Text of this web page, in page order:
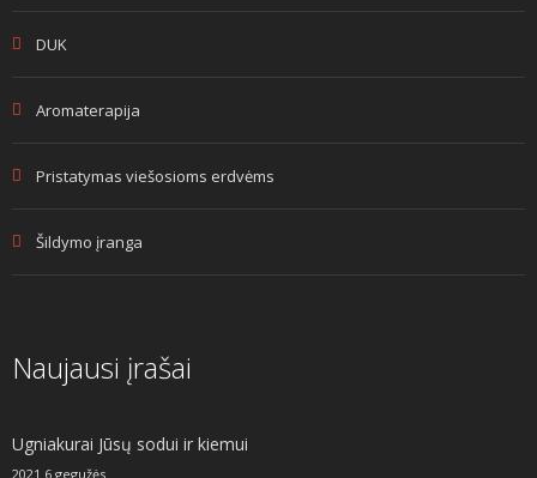
DUK
Aromaterapija
Pristatymas viešosioms erdvėms
Šildymo įranga
Naujausi įrašai
Ugniakurai Jūsų sodui ir kiemui
2021 6 gegužės